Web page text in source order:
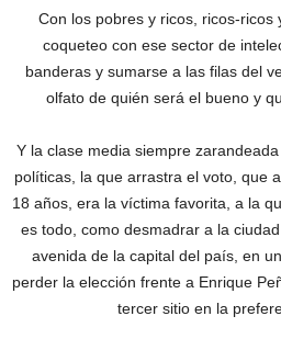
Con los pobres y ricos, ricos-ricos
coqueteo con ese sector de
banderas y sumarse a las filas del
olfato de quién será el bueno y
Y la clase media siempre
políticas, la que arrastra el voto, que
18 años, era la víctima favorita, a la
es todo, como desmadrar a la
avenida de la capital del país, en
perder la elección frente a Enrique
tercer sitio en la